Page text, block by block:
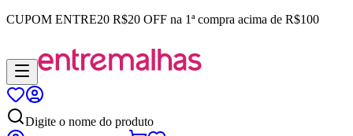
CUPOM ENTRE20 R$20 OFF na 1ª compra acima de R$100
Digite o nome do produto